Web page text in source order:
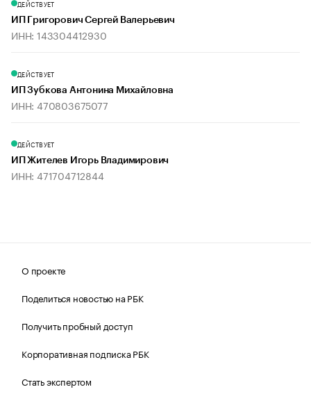
ДЕЙСТВУЕТ
ИП Григорович Сергей Валерьевич
ИНН: 143304412930
ДЕЙСТВУЕТ
ИП Зубкова Антонина Михайловна
ИНН: 470803675077
ДЕЙСТВУЕТ
ИП Жителев Игорь Владимирович
ИНН: 471704712844
О проекте
Поделиться новостью на РБК
Получить пробный доступ
Корпоративная подписка РБК
Стать экспертом